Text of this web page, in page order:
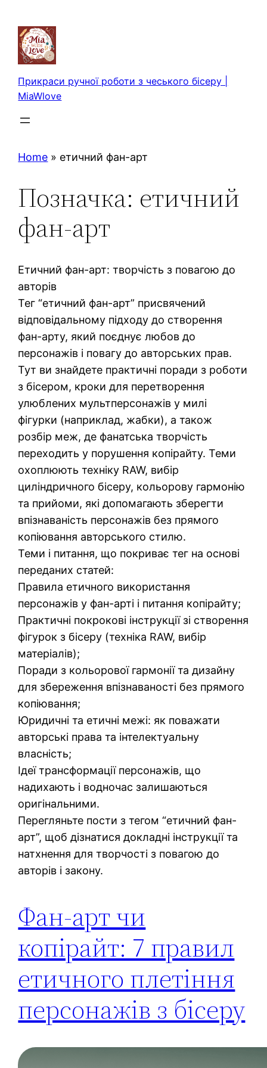
вмісту
Прикраси ручної роботи з чеського бісеру |
MiaWlove
Home » етичний фан-арт
Позначка: етичний
фан-арт
Етичний фан-арт: творчість з повагою до
авторів
Тег “етичний фан-арт” присвячений
відповідальному підходу до створення
фан-арту, який поєднує любов до
персонажів і повагу до авторських прав.
Тут ви знайдете практичні поради з роботи
з бісером, кроки для перетворення
улюблених мультперсонажів у милі
фігурки (наприклад, жабки), а також
розбір меж, де фанатська творчість
переходить у порушення копірайту. Теми
охоплюють техніку RAW, вибір
циліндричного бісеру, кольорову гармонію
та прийоми, які допомагають зберегти
впізнаваність персонажів без прямого
копіювання авторського стилю.
Теми і питання, що покриває тег на основі
переданих статей:
Правила етичного використання
персонажів у фан-арті і питання копірайту;
Практичні покрокові інструкції зі створення
фігурок з бісеру (техніка RAW, вибір
матеріалів);
Поради з кольорової гармонії та дизайну
для збереження впізнаваності без прямого
копіювання;
Юридичні та етичні межі: як поважати
авторські права та інтелектуальну
власність;
Ідеї трансформації персонажів, що
надихають і водночас залишаються
оригінальними.
Перегляньте пости з тегом “етичний фан-
арт”, щоб дізнатися докладні інструкції та
натхнення для творчості з повагою до
авторів і закону.
Фан-арт чи
копірайт: 7 правил
етичного плетіння
персонажів з бісеру